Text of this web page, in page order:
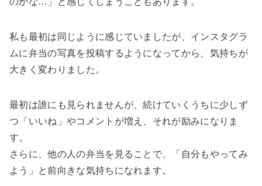
私も最初は同じように感じていましたが、インスタグラ
ムに弁当の写真を投稿するようになってから、気持ちが
大きく変わりました。
最初は誰にも見られませんが、続けていくうちに少しず
つ「いいね」やコメントが増え、それが励みになりま
す。
さらに、他の人の弁当を見ることで、「自分もやってみ
よう」と前向きな気持ちになれます。